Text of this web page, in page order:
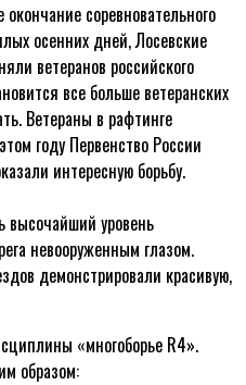
соревновательного
осенних дней, Лосевские
ветеранов российского
все больше ветеранских
Ветераны в рафтинге
году Первенство России
интересную борьбу.
высочайший уровень
невооруженным глазом.
демонстрировали красивую,
«многоборье R4».
образом: